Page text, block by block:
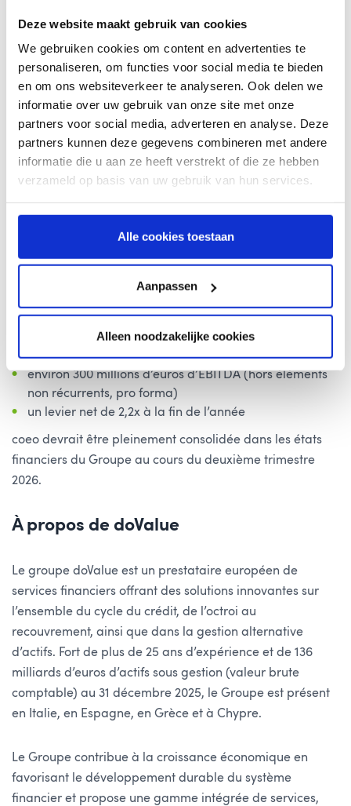
Deze website maakt gebruik van cookies
We gebruiken cookies om content en advertenties te
personaliseren, om functies voor social media te bieden
en om ons websiteverkeer te analyseren. Ook delen we
informatie over uw gebruik van onze site met onze
partners voor social media, adverteren en analyse. Deze
partners kunnen deze gegevens combineren met andere
informatie die u aan ze heeft verstrekt of die ze hebben
verzameld op basis van uw gebruik van hun services.
Alle cookies toestaan
Aanpassen
Alleen noodzakelijke cookies
générale progresse activement dans la mise en œuvre
du plan d’intégration, dont les premières actions sont
déjà en cours.
La Société prévoit de céder le portefeuille de créances
de coeo à des investisseurs tiers avant la fin du deuxième
trimestre 2026, via un accord dit « forward flow » (achats
récurrents de créances). Au 31 mars 2026, ce portefeuille
présentait une valeur nette comptable de plus de 100
millions d’euros. La réalisation de cette cession dépend
doValue confirme ses prévisions pour 2026, avec pour
objectifs :
environ 800 millions d’euros de chiffre d’affaires
environ 300 millions d’euros d’EBITDA (hors éléments
non récurrents, pro forma)
un levier net de 2,2x à la fin de l’année
coeo devrait être pleinement consolidée dans les états
financiers du Groupe au cours du deuxième trimestre
2026.
À propos de doValue
Le groupe doValue est un prestataire européen de
services financiers offrant des solutions innovantes sur
l’ensemble du cycle du crédit, de l’octroi au
recouvrement, ainsi que dans la gestion alternative
d’actifs. Fort de plus de 25 ans d’expérience et de 136
milliards d’euros d’actifs sous gestion (valeur brute
comptable) au 31 décembre 2025, le Groupe est présent
en Italie, en Espagne, en Grèce et à Chypre.
Le Groupe contribue à la croissance économique en
favorisant le développement durable du système
financier et propose une gamme intégrée de services,